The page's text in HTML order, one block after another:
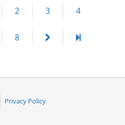
Page
2 Page
3 Page
4
Page
8
Next
Last
Privacy Policy